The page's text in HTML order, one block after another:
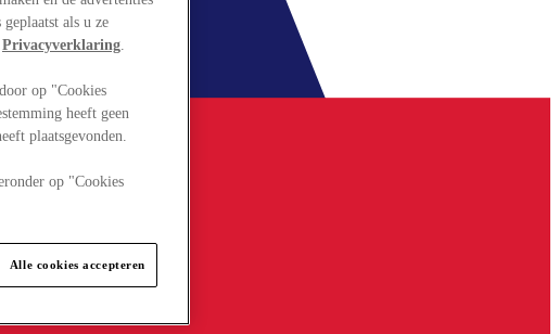
als u ze
Privacyverklaring.
op "Cookies
heeft geen
plaatsgevonden.
op "Cookies
Alle cookies accepteren